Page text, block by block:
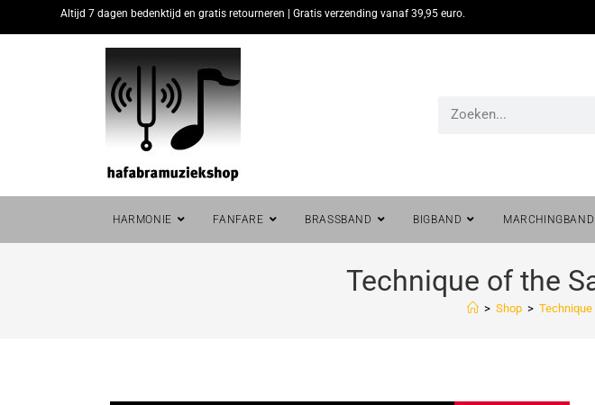
Altijd 7 dagen bedenktijd en gratis retourneren | Gratis verzending vanaf 39,95 euro.
HARMONIE FANFARE BRASSBAND BIGBAND MARCHINGBAND
Technique of the
> Shop >